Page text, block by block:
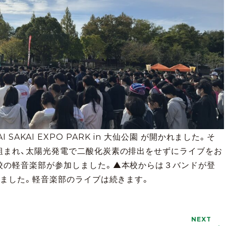
SAKAI EXPO PARK in 大仙公園 が開かれました。そ
れ、太陽光発電で二酸化炭素の排出をせずにライブをお
軽音楽部が参加しました。▲本校からは３バンドが登
した。軽音楽部のライブは続きます。
NEXT